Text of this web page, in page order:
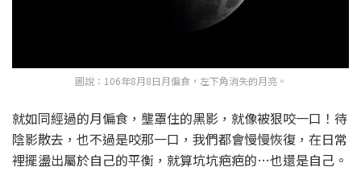
圖說：106年8月8日月偏食，左下角消失的月亮。
就如同經過的月偏食，壟罩住的黑影，就像被狠咬一口！待
陰影散去，也不過是咬那一口，我們都會慢慢恢復，在日常
裡擺盪出屬於自己的平衡，就算坑坑疤疤的…也還是自己。